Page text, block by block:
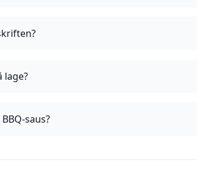
lage?
saus?